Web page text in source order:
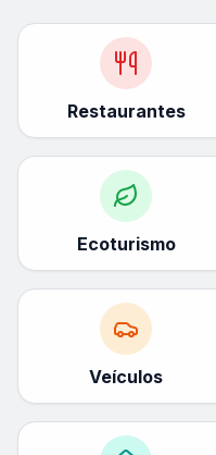
Restaurantes
Ecoturismo
Veículos